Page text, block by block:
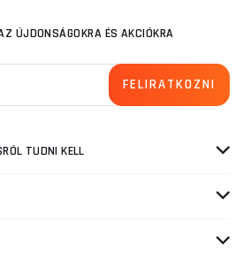
ÚJDONSÁGOKRA ÉS AKCIÓKRA
TUDNI KELL